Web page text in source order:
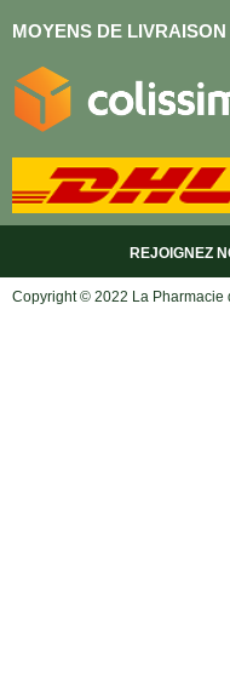
MOYENS DE LIVRAISON
REJOIGNEZ
Copyright © 2022 La Pharmacie